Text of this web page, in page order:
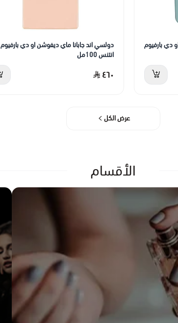
دي بارفيوم
دولسي اند جابانا ماي ديفوشن او دي بارفيوم
انتنس 100مل
٤٦٠
عرض الكل
الأقسام